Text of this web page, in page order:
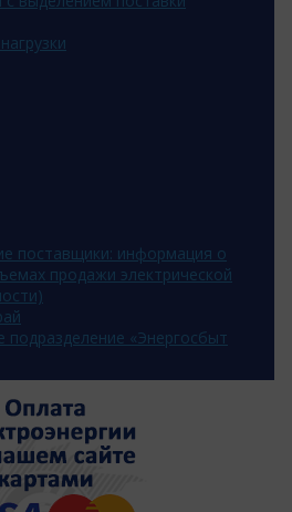
поставщики: информация о
продажи электрической
подразделение «Энергосбыт